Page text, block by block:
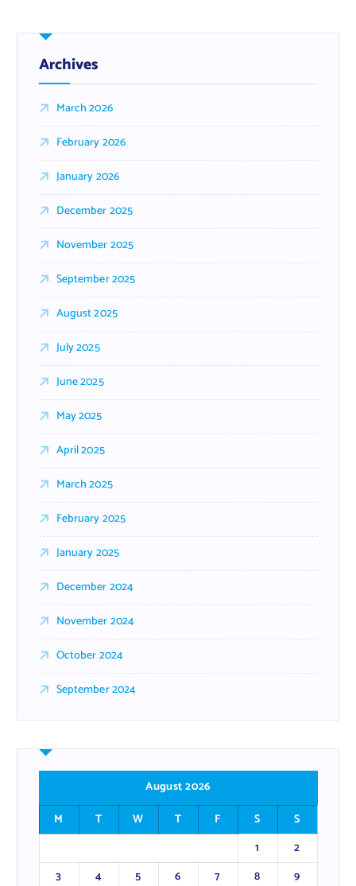
Archives
March 2026
February 2026
January 2026
December 2025
November 2025
September 2025
August 2025
July 2025
June 2025
May 2025
April 2025
March 2025
February 2025
January 2025
December 2024
November 2024
October 2024
September 2024
August 2026
M
T W T F S
S
1
2
3
4 5 6 7 8
9